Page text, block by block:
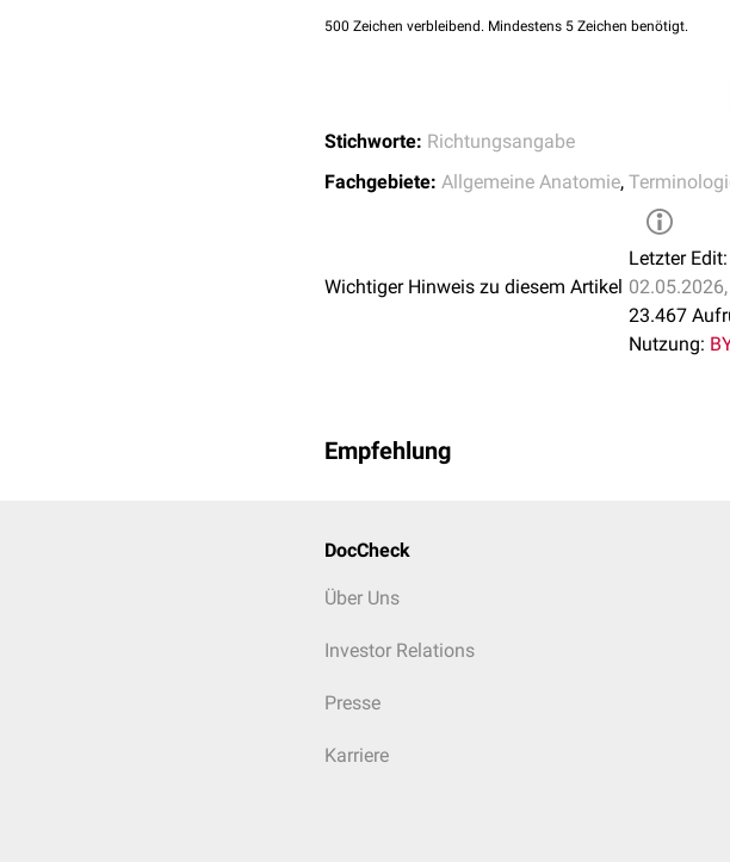
500 Zeichen verbleibend. Mindestens 5 Zeichen benötigt.
Stichworte: Richtungsangabe
Fachgebiete: Allgemeine Anatomie,
Wichtiger Hinweis zu diesem Artikel
Letzter Edit:
23.467
Nutzung:
Empfehlung
DocCheck
Über Uns
Investor Relations
Presse
Karriere